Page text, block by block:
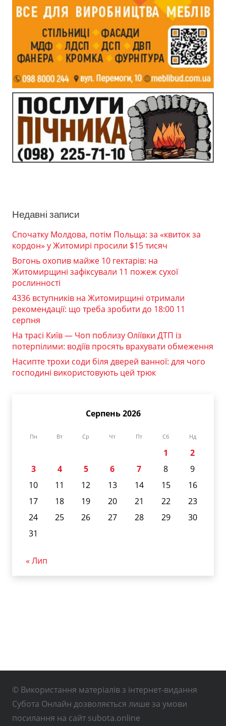
Недавні записи
Спочатку Молдова, потім Польща: за «квиток за
кордон» у Житомирі просили $15 тисяч
Вогонь охопив майже 10 гектарів: на
Житомирщині зафіксували 11 пожеж сухої
рослинності
4336 вступників на Житомирщині отримали
рекомендації: що треба зробити до 18:00 11
серпня
На трасі Київ — Чоп поблизу Оліївки ДТП із
потерпілими: водіїв просять врахувати обмеження
Насипте трохи соди біля дверей ванної: для чого
господині використовують цей трюк
Серпень 2026
Пн Вт Ср Чт Пт Сб Нд
1
2
3
4 5 6 7 8
9
10
11 12 13 14 15
16
17
18 19 20 21 22
23
24
25 26 27 28 29
30
31
« Лип
© Використання матеріалів з інтернет-видання
Субота Онлайн дозволяється лише за умови
посилання на сайт subota.online